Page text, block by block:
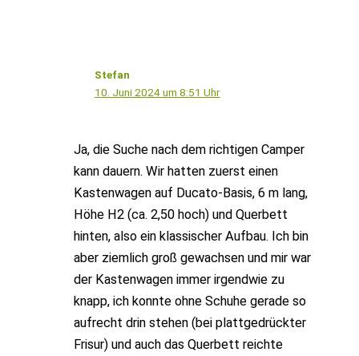
Stefan
10. Juni 2024 um 8:51 Uhr
Ja, die Suche nach dem richtigen Camper
kann dauern. Wir hatten zuerst einen
Kastenwagen auf Ducato-Basis, 6 m lang,
Höhe H2 (ca. 2,50 hoch) und Querbett
hinten, also ein klassischer Aufbau. Ich bin
aber ziemlich groß gewachsen und mir war
der Kastenwagen immer irgendwie zu
knapp, ich konnte ohne Schuhe gerade so
aufrecht drin stehen (bei plattgedrückter
Frisur) und auch das Querbett reichte